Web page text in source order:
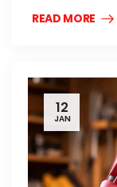
READ MORE
12
JAN